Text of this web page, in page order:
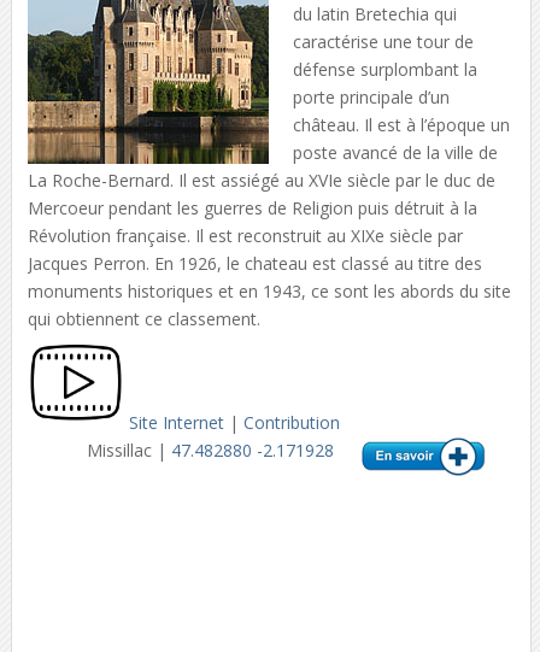
du latin Bretechia qui
caractérise une tour de
défense surplombant la
porte principale d’un
château. Il est à l’époque un
poste avancé de la ville de
La Roche-Bernard. Il est assiégé au XVIe siècle par le duc de
Mercoeur pendant les guerres de Religion puis détruit à la
Révolution française. Il est reconstruit au XIXe siècle par
Jacques Perron. En 1926, le chateau est classé au titre des
monuments historiques et en 1943, ce sont les abords du site
qui obtiennent ce classement.
Site Internet| Contribution
Missillac | 47.482880 -2.171928